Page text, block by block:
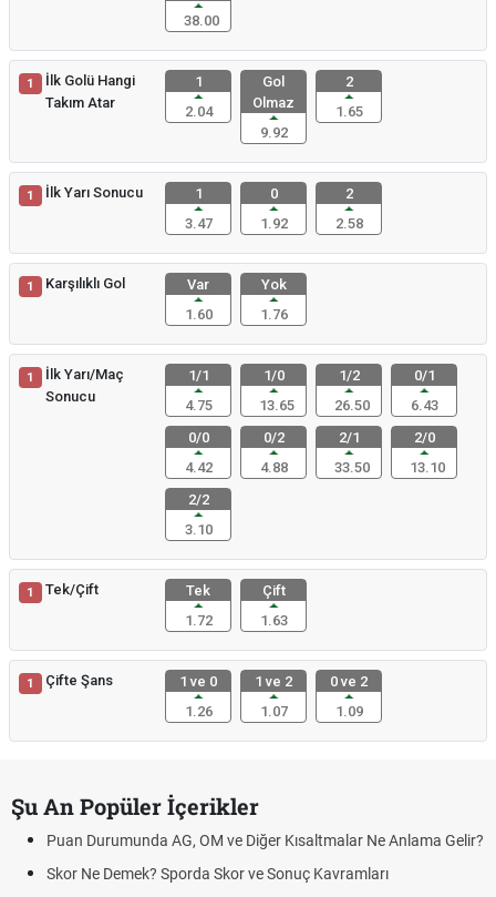
38.00
1
İlk Golü Hangi
Takım Atar
1
2.04
Gol
Olmaz
9.92
2
1.65
1 İlk Yarı Sonucu
1
3.47
0
1.92
2
2.58
1 Karşılıklı Gol
Var
1.60
Yok
1.76
1
İlk Yarı/Maç
Sonucu
1/1
4.75
1/0
13.65
1/2
26.50
0/1
6.43
0/0
4.42
0/2
4.88
2/1
33.50
2/0
13.10
2/2
3.10
1 Tek/Çift
Tek
1.72
Çift
1.63
1 Çifte Şans
1 ve 0
1.26
1 ve 2
1.07
0 ve 2
1.09
Şu An Popüler İçerikler
Puan Durumunda AG, OM ve Diğer Kısaltmalar Ne Anlama Gelir?
Skor Ne Demek? Sporda Skor ve Sonuç Kavramları